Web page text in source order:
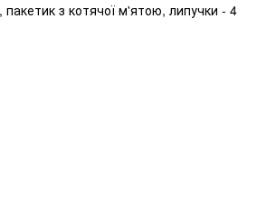
пакетик з котячої м'ятою, липучки - 4